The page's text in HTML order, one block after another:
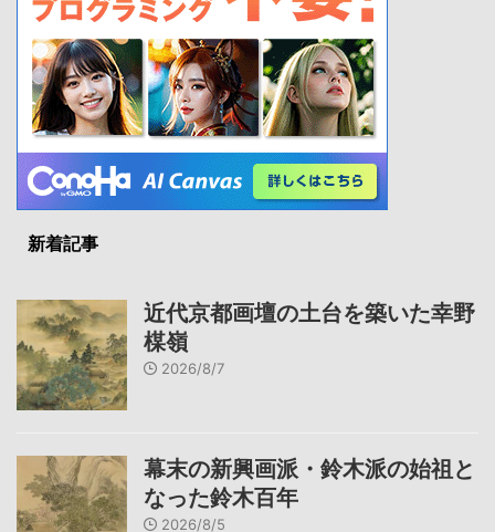
新着記事
近代京都画壇の土台を築いた幸野
楳嶺
2026/8/7
幕末の新興画派・鈴木派の始祖と
なった鈴木百年
2026/8/5